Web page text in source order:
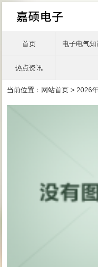
首页 电子电气知
热点资讯
当前位置： 网站首页 > 2026